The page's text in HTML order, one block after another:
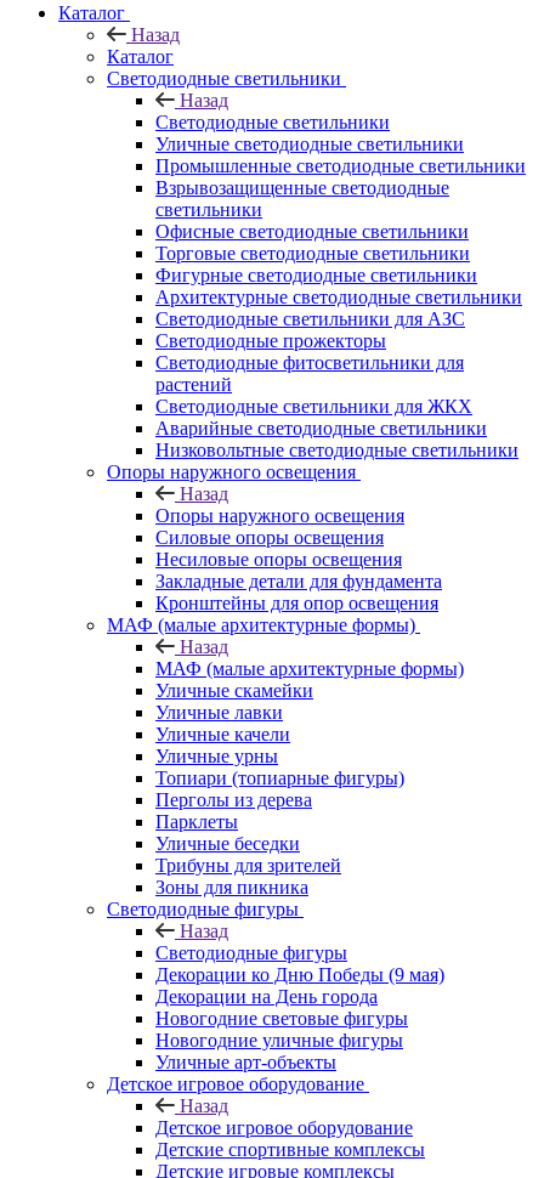
Каталог
Назад
Каталог
Светодиодные светильники
Назад
Светодиодные светильники
Уличные светодиодные светильники
Промышленные светодиодные светильники
Взрывозащищенные светодиодные
светильники
Офисные светодиодные светильники
Торговые светодиодные светильники
Фигурные светодиодные светильники
Архитектурные светодиодные светильники
Светодиодные светильники для АЗС
Светодиодные прожекторы
Светодиодные фитосветильники для
растений
Светодиодные светильники для ЖКХ
Аварийные светодиодные светильники
Низковольтные светодиодные светильники
Опоры наружного освещения
Назад
Опоры наружного освещения
Силовые опоры освещения
Несиловые опоры освещения
Закладные детали для фундамента
Кронштейны для опор освещения
МАФ (малые архитектурные формы)
Назад
МАФ (малые архитектурные формы)
Уличные скамейки
Уличные лавки
Уличные качели
Уличные урны
Топиари (топиарные фигуры)
Перголы из дерева
Парклеты
Уличные беседки
Трибуны для зрителей
Зоны для пикника
Светодиодные фигуры
Назад
Светодиодные фигуры
Декорации ко Дню Победы (9 мая)
Декорации на День города
Новогодние световые фигуры
Новогодние уличные фигуры
Уличные арт-объекты
Детское игровое оборудование
Назад
Детское игровое оборудование
Детские спортивные комплексы
Детские игровые комплексы